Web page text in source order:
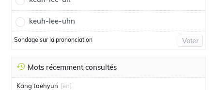
keuh-lee-uhn
Sondage sur la prononciation Voter
Mots récemment consultés
Kang taehyun [en]